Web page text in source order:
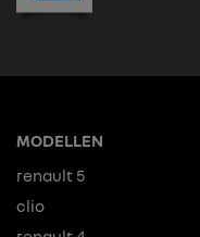
MODELLEN
renault 5
clio